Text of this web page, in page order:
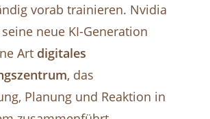
vorab trainieren. Nvidia
neue KI-Generation
Art digitales
, das
Planung und Reaktion in